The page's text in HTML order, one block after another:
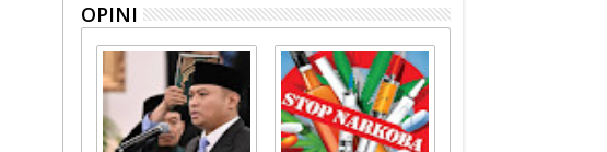
OPINI